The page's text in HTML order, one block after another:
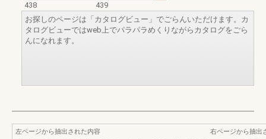
438
439
お探しのページは「カタログビュー」でごらんいただけます。カ
タログビューではweb上でパラパラめくりながらカタログをごら
んになれます。
左ページから抽出された内容
右ページから抽出